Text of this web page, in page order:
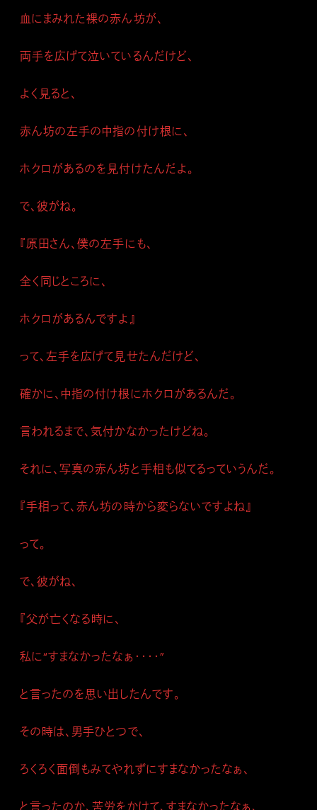
血にまみれた裸の赤ん坊が、
両手を広げて泣いているんだけど、
よく見ると、
赤ん坊の左手の中指の付け根に、
ホクロがあるのを見付けたんだよ。
で、彼がね。
『原田さん、僕の左手にも、
全く同じところに、
ホクロがあるんですよ』
って、左手を広げて見せたんだけど、
確かに、中指の付け根にホクロがあるんだ。
言われるまで、気付かなかったけどね。
それに、写真の赤ん坊と手相も似てるっていうんだ。
『手相って、赤ん坊の時から変らないですよね』
って。
で、彼がね、
『父が亡くなる時に、
私に“すまなかったなぁ・・・・”
と言ったのを思い出したんです。
その時は、男手ひとつで、
ろくろく面倒もみてやれずにすまなかったなぁ、